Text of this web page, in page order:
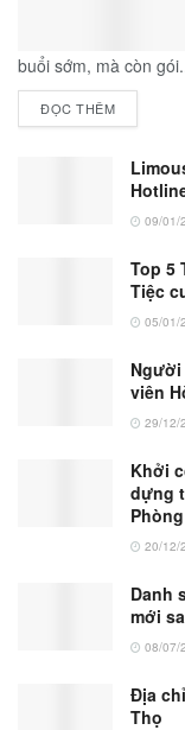
buổi sớm, mà còn
ĐỌC THÊM
09/01/
Top 5
Tiệc
05/01/
Người
viên
29/12/
Khởi
dựng
Phòng
20/12/
Danh
mới
08/07/
Địa
Thọ